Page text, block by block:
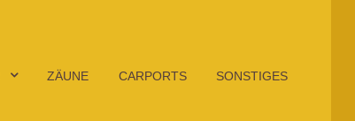
ZÄUNE CARPORTS SONSTIGES